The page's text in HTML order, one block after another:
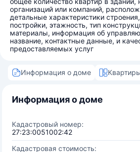
организаций или компаний,
детальные характеристики
постройки, этажность, тип
материалы, информация об
название, контактные данные, и
предоставляемых услуг
Информация о доме
Информация о доме
Кадастровый номер:
27:23:0051002:42
Кадастровая стоимость: